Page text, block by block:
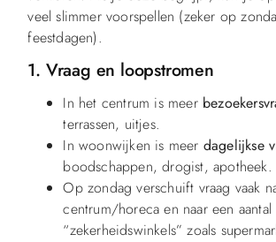
veel slimmer voorspellen (zeker op
feestdagen).
1. Vraag en loopstromen
In het centrum is meer
terrassen, uitjes.
In woonwijken is meer dagelijkse
boodschappen, drogist, apotheek.
Op zondag verschuift vraag vaak
centrum/horeca en naar een aantal
“zekerheidswinkels” zoals